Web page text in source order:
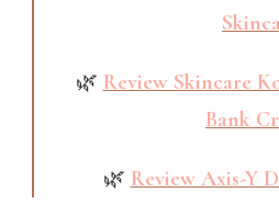
🌿 Review Skincare
Bank
🌿 Review Axis-Y